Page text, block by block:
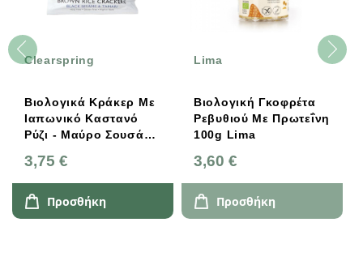
Clearspring
Βιολογικά Κράκερ Με
Ιαπωνικό Καστανό
Ρύζι - Μαύρο Σουσάμι
Clearspring
3,75 €
Προσθήκη
Lima
Βιολογική Γκοφρέτα
Ρεβυθιού Με Πρωτεΐνη
100g Lima
3,60 €
Προσθήκη